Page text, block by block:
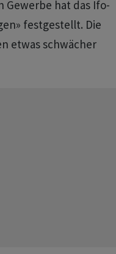
Gewerbe hat das Ifo-
festgestellt. Die
etwas schwächer